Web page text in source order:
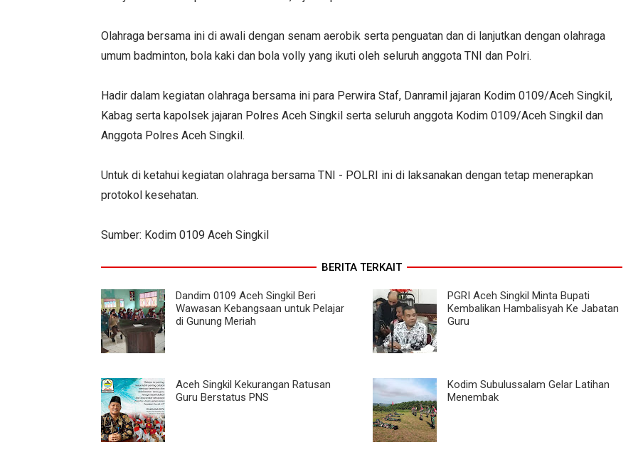
Olahraga bersama ini di awali dengan senam aerobik serta penguatan dan di lanjutkan dengan olahraga
umum badminton, bola kaki dan bola volly yang ikuti oleh seluruh anggota TNI dan Polri.
Hadir dalam kegiatan olahraga bersama ini para Perwira Staf, Danramil jajaran Kodim 0109/Aceh Singkil,
Kabag serta kapolsek jajaran Polres Aceh Singkil serta seluruh anggota Kodim 0109/Aceh Singkil dan
Anggota Polres Aceh Singkil.
Untuk di ketahui kegiatan olahraga bersama TNI - POLRI ini di laksanakan dengan tetap menerapkan
protokol kesehatan.
Sumber: Kodim 0109 Aceh Singkil
BERITA TERKAIT
Dandim 0109 Aceh Singkil Beri
Wawasan Kebangsaan untuk Pelajar
di Gunung Meriah
PGRI Aceh Singkil Minta Bupati
Kembalikan Hambalisyah Ke Jabatan
Guru
Aceh Singkil Kekurangan Ratusan
Guru Berstatus PNS
Kodim Subulussalam Gelar Latihan
Menembak